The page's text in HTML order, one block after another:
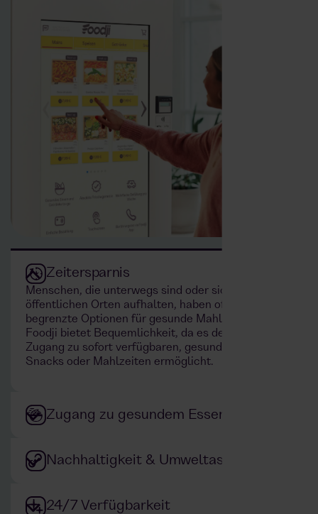
Zeitersparnis
Menschen, die unterwegs sind oder sich an
öffentlichen Orten aufhalten, haben oft
begrenzte Optionen für gesunde Mahlzeiten.
Foodji bietet Bequemlichkeit, da es den
Zugang zu sofort verfügbaren, gesunden
Snacks oder Mahlzeiten ermöglicht.
Zugang zu gesundem Essen
Nachhaltigkeit & Umweltaspekte
24/7 Verfügbarkeit